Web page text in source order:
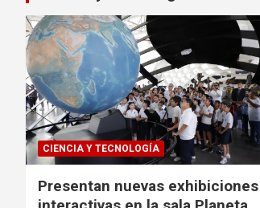
CIENCIA Y TECNOLOGÍA
Presentan nuevas exhibiciones